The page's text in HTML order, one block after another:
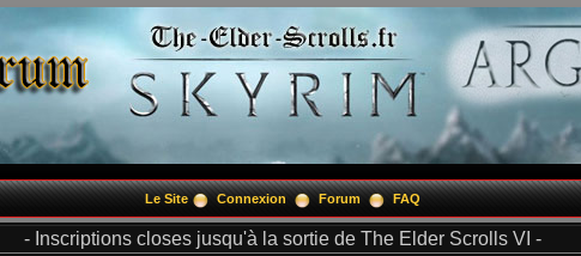
Le Site Connexion Forum FAQ
- Inscriptions closes jusqu'à la sortie de The Elder Scrolls VI -